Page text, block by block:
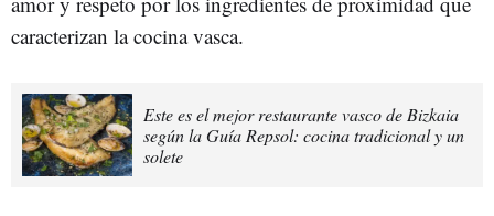
caracterizan la cocina vasca.
Este es el mejor restaurante vasco de Bizkaia
según la Guía Repsol: cocina tradicional y un
solete